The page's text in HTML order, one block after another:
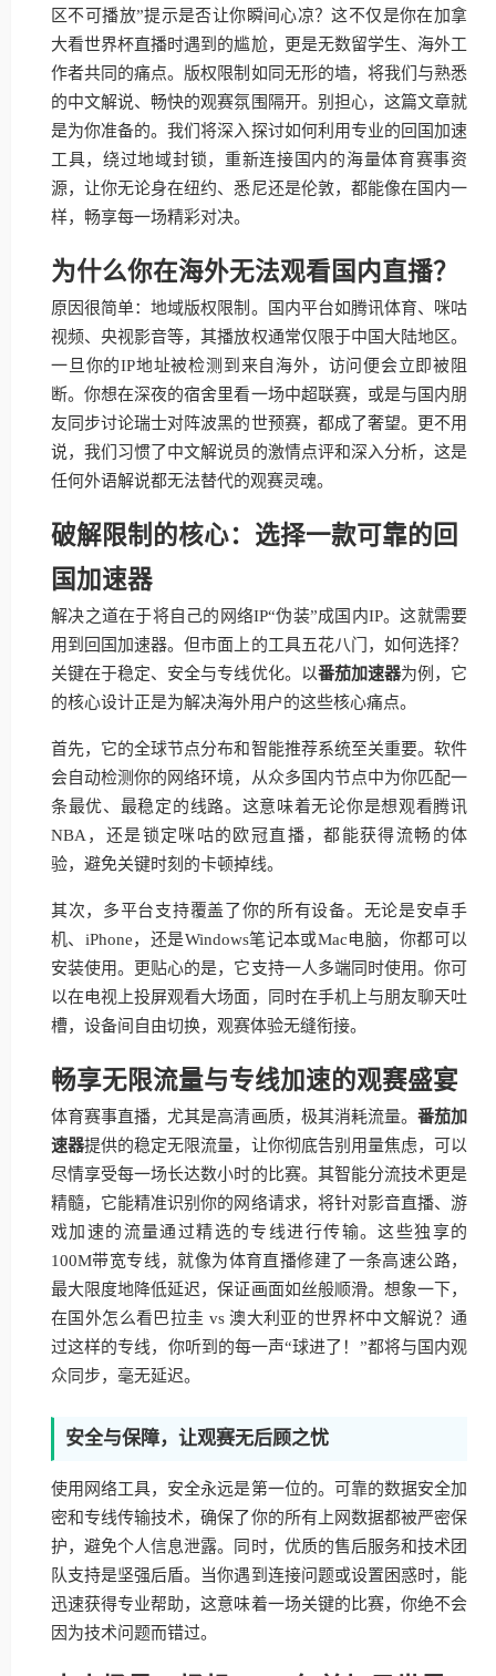
区不可播放”提示是否让你瞬间心凉？这不仅是你在加拿
大看世界杯直播时遇到的尴尬，更是无数留学生、海外工
作者共同的痛点。版权限制如同无形的墙，将我们与熟悉
的中文解说、畅快的观赛氛围隔开。别担心，这篇文章就
是为你准备的。我们将深入探讨如何利用专业的回国加速
工具，绕过地域封锁，重新连接国内的海量体育赛事资
源，让你无论身在纽约、悉尼还是伦敦，都能像在国内一
样，畅享每一场精彩对决。
为什么你在海外无法观看国内直播？
原因很简单：地域版权限制。国内平台如腾讯体育、咪咕
视频、央视影音等，其播放权通常仅限于中国大陆地区。
一旦你的IP地址被检测到来自海外，访问便会立即被阻
断。你想在深夜的宿舍里看一场中超联赛，或是与国内朋
友同步讨论瑞士对阵波黑的世预赛，都成了奢望。更不用
说，我们习惯了中文解说员的激情点评和深入分析，这是
任何外语解说都无法替代的观赛灵魂。
破解限制的核心：选择一款可靠的回
国加速器
解决之道在于将自己的网络IP“伪装”成国内IP。这就需要
用到回国加速器。但市面上的工具五花八门，如何选择？
关键在于稳定、安全与专线优化。以番茄加速器为例，它
的核心设计正是为解决海外用户的这些核心痛点。
首先，它的全球节点分布和智能推荐系统至关重要。软件
会自动检测你的网络环境，从众多国内节点中为你匹配一
条最优、最稳定的线路。这意味着无论你是想观看腾讯
NBA，还是锁定咪咕的欧冠直播，都能获得流畅的体
验，避免关键时刻的卡顿掉线。
其次，多平台支持覆盖了你的所有设备。无论是安卓手
机、iPhone，还是Windows笔记本或Mac电脑，你都可以
安装使用。更贴心的是，它支持一人多端同时使用。你可
以在电视上投屏观看大场面，同时在手机上与朋友聊天吐
槽，设备间自由切换，观赛体验无缝衔接。
畅享无限流量与专线加速的观赛盛宴
体育赛事直播，尤其是高清画质，极其消耗流量。 番茄加
速器提供的稳定无限流量，让你彻底告别用量焦虑，可以
尽情享受每一场长达数小时的比赛。其智能分流技术更是
精髓，它能精准识别你的网络请求，将针对影音直播、游
戏加速的流量通过精选的专线进行传输。这些独享的
100M带宽专线，就像为体育直播修建了一条高速公路，
最大限度地降低延迟，保证画面如丝般顺滑。想象一下，
在国外怎么看巴拉圭 vs 澳大利亚的世界杯中文解说？通
过这样的专线，你听到的每一声“球进了！”都将与国内观
众同步，毫无延迟。
安全与保障，让观赛无后顾之忧
使用网络工具，安全永远是第一位的。可靠的数据安全加
密和专线传输技术，确保了你的所有上网数据都被严密保
护，避免个人信息泄露。同时，优质的售后服务和技术团
队支持是坚强后盾。当你遇到连接问题或设置困惑时，能
迅速获得专业帮助，这意味着一场关键的比赛，你绝不会
因为技术问题而错过。